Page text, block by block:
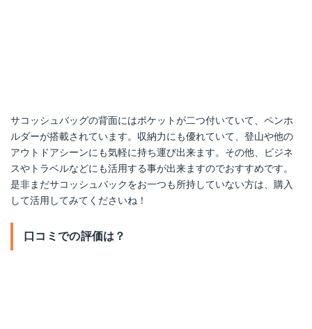
サコッシュバッグの背面にはポケットが二つ付いていて、ペンホ
ルダーが搭載されています。収納力にも優れていて、登山や他の
アウトドアシーンにも気軽に持ち運び出来ます。その他、ビジネ
スやトラベルなどにも活用する事が出来ますのでおすすめです。
是非まだサコッシュバックをお一つも所持していない方は、購入
して活用してみてくださいね！
口コミでの評価は？